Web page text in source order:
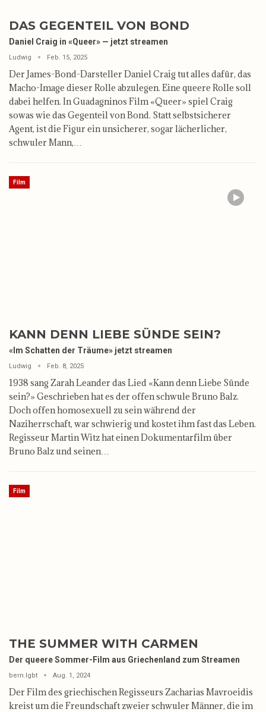
DAS GEGENTEIL VON BOND
Daniel Craig in «Queer» — jetzt streamen
Ludwig Feb. 15, 2025
Der James-Bond-Darsteller Daniel Craig tut alles dafür, das
Macho-Image dieser Rolle abzulegen. Eine queere Rolle soll
dabei helfen. In Guadagninos Film «Queer» spiel Craig
sowas wie das Gegenteil von Bond. Statt selbstsicherer
Agent, ist die Figur ein unsicherer, sogar lächerlicher,
schwuler Mann,…
Film
KANN DENN LIEBE SÜNDE SEIN?
«Im Schatten der Träume» jetzt streamen
Ludwig Feb. 8, 2025
1938 sang Zarah Leander das Lied «Kann denn Liebe Sünde
sein?» Geschrieben hat es der offen schwule Bruno Balz.
Doch offen homosexuell zu sein während der
Naziherrschaft, war schwierig und kostet ihm fast das Leben.
Regisseur Martin Witz hat einen Dokumentarfilm über
Bruno Balz und seinen…
Film
THE SUMMER WITH CARMEN
Der queere Sommer-Film aus Griechenland zum Streamen
bern.lgbt Aug. 1, 2024
Der Film des griechischen Regisseurs Zacharias Mavroeidis
kreist um die Freundschaft zweier schwuler Männer, die im